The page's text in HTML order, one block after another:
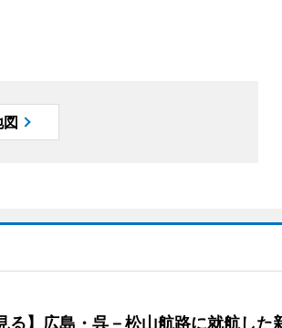
る】広島・呉－松山航路に就航した